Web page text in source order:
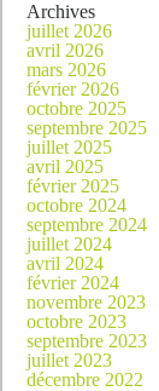
Archives
juillet 2026
avril 2026
mars 2026
février 2026
octobre 2025
septembre 2025
juillet 2025
avril 2025
février 2025
octobre 2024
septembre 2024
juillet 2024
avril 2024
février 2024
novembre 2023
octobre 2023
septembre 2023
juillet 2023
décembre 2022